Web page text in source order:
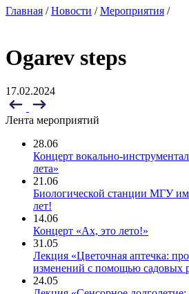
Главная /Новости /Мероприятия /
Ogarev steps
17.02.2024
Лента мероприятий
28.06
Концерт вокально-
лета»
21.06
Биологической станции МГУ
лет!
14.06
Концерт «Ах, это лето!»
31.05
Лекция «Цветочная аптечка:
изменений с помощью садовых
24.05